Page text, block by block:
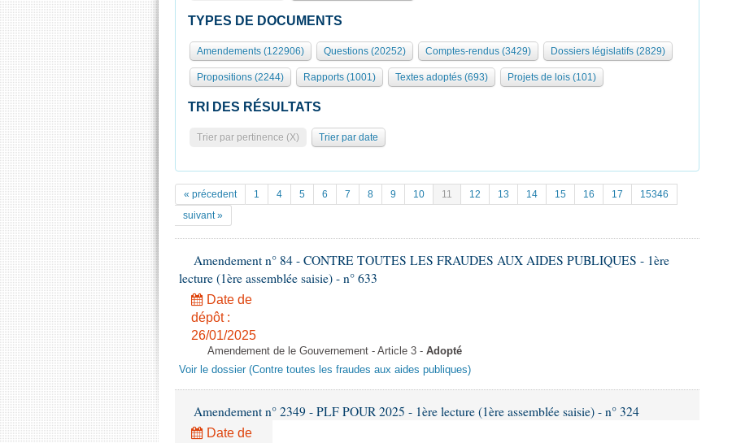
TYPES DE DOCUMENTS
Amendements (122906) Questions (20252) Comptes-rendus (3429) Dossiers législatifs (2829)
Propositions (2244) Rapports (1001) Textes adoptés (693) Projets de lois (101)
TRI DES RÉSULTATS
Trier par pertinence (X) Trier par date
« précedent 1 4 5 6 7 8 9 10 11 12 13 14 15 16 17
15346
suivant »
Amendement n° 84 - CONTRE TOUTES LES FRAUDES AUX AIDES PUBLIQUES - 1ère
lecture (1ère assemblée saisie) - n° 633
Date de
dépôt :
26/01/2025
Amendement de le Gouvernement - Article 3 - Adopté
Voir le dossier (Contre toutes les fraudes aux aides publiques)
Amendement n° 2349 - PLF POUR 2025 - 1ère lecture (1ère assemblée saisie) - n° 324
Date de